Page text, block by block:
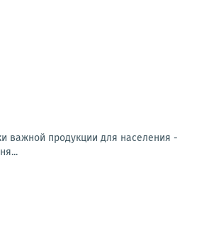
важной продукции для населения -